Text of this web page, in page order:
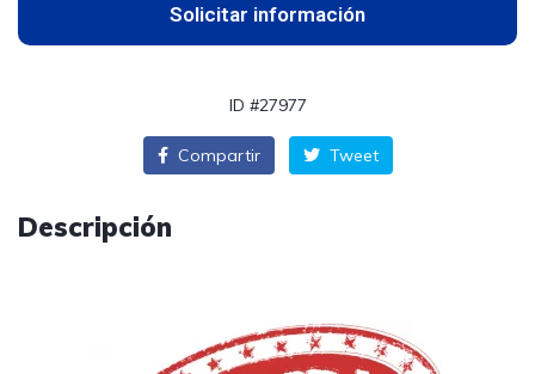
Solicitar información
ID #27977
Compartir Tweet
Descripción